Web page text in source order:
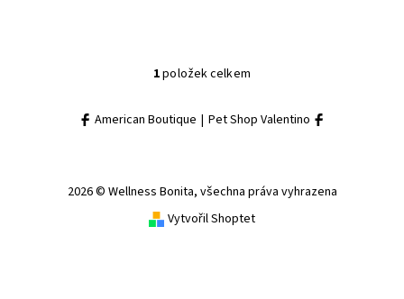
1položek celkem
American Boutique | Pet Shop Valentino
2026 © Wellness Bonita, všechna práva vyhrazena
Vytvořil Shoptet